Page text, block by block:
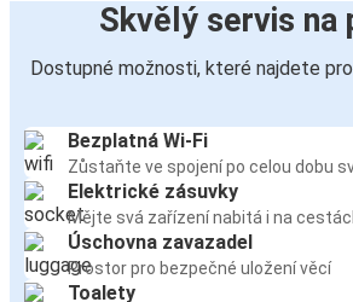
Skvělý servis na
Dostupné možnosti, které najdete
Bezplatná Wi-Fi
Zůstaňte ve spojení po celou dobu
Elektrické zásuvky
Mějte svá zařízení nabitá i na
Úschovna zavazadel
Prostor pro bezpečné uložení věcí
Toalety